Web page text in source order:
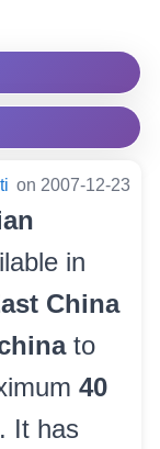
on 2007-12-23
in
China
to
40
. It has